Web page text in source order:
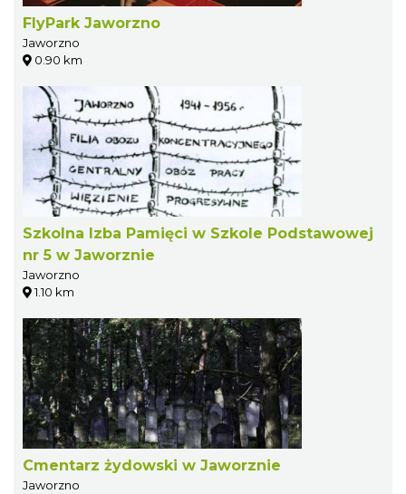
FlyPark Jaworzno
Jaworzno
0.90 km
Szkolna Izba Pamięci w Szkole Podstawowej
nr 5 w Jaworznie
Jaworzno
1.10 km
Cmentarz żydowski w Jaworznie
Jaworzno